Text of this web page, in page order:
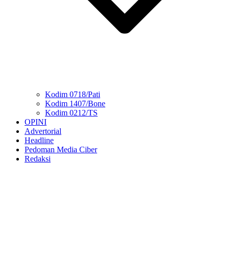
Kodim 0718/Pati
Kodim 1407/Bone
Kodim 0212/TS
OPINI
Advertorial
Headline
Pedoman Media Ciber
Redaksi